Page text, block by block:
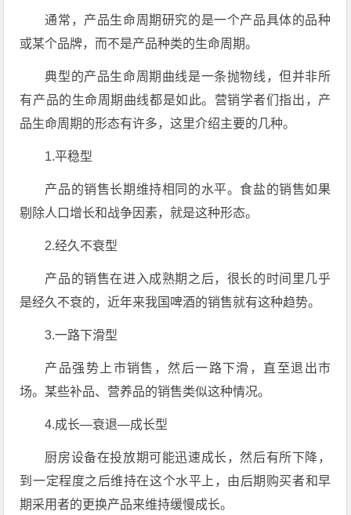
通常，产品生命周期研究的是一个产品具体的品种
或某个品牌，而不是产品种类的生命周期。
典型的产品生命周期曲线是一条抛物线，但并非所
有产品的生命周期曲线都是如此。营销学者们指出，产
品生命周期的形态有许多，这里介绍主要的几种。
1.平稳型
产品的销售长期维持相同的水平。食盐的销售如果
剔除人口增长和战争因素，就是这种形态。
2.经久不衰型
产品的销售在进入成熟期之后，很长的时间里几乎
是经久不衰的，近年来我国啤酒的销售就有这种趋势。
3.一路下滑型
产品强势上市销售，然后一路下滑，直至退出市
场。某些补品、营养品的销售类似这种情况。
4.成长—衰退—成长型
厨房设备在投放期可能迅速成长，然后有所下降，
到一定程度之后维持在这个水平上，由后期购买者和早
期采用者的更换产品来维持缓慢成长。